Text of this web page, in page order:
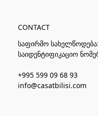
CONTACT
საფირმო
საიდენტიფიკაციო
+995 599 09 68 93
info@casatbilisi.com